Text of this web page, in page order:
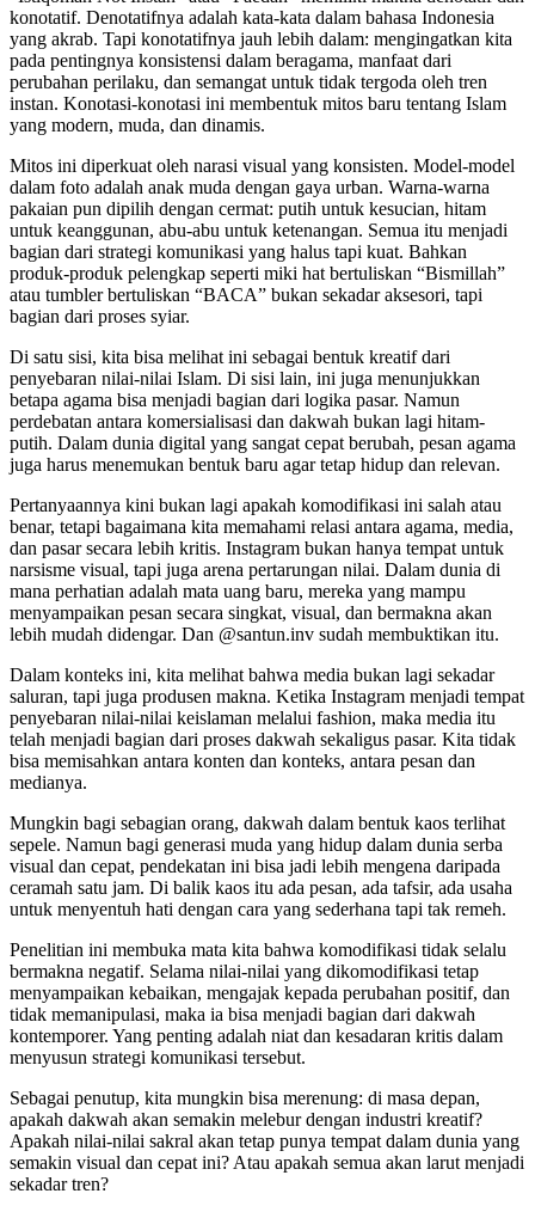
konotatif. Denotatifnya adalah kata-kata dalam bahasa Indonesia
yang akrab. Tapi konotatifnya jauh lebih dalam: mengingatkan kita
pada pentingnya konsistensi dalam beragama, manfaat dari
perubahan perilaku, dan semangat untuk tidak tergoda oleh tren
instan. Konotasi-konotasi ini membentuk mitos baru tentang Islam
yang modern, muda, dan dinamis.
Mitos ini diperkuat oleh narasi visual yang konsisten. Model-model
dalam foto adalah anak muda dengan gaya urban. Warna-warna
pakaian pun dipilih dengan cermat: putih untuk kesucian, hitam
untuk keanggunan, abu-abu untuk ketenangan. Semua itu menjadi
bagian dari strategi komunikasi yang halus tapi kuat. Bahkan
produk-produk pelengkap seperti miki hat bertuliskan “Bismillah”
atau tumbler bertuliskan “BACA” bukan sekadar aksesori, tapi
bagian dari proses syiar.
Di satu sisi, kita bisa melihat ini sebagai bentuk kreatif dari
penyebaran nilai-nilai Islam. Di sisi lain, ini juga menunjukkan
betapa agama bisa menjadi bagian dari logika pasar. Namun
perdebatan antara komersialisasi dan dakwah bukan lagi hitam-
putih. Dalam dunia digital yang sangat cepat berubah, pesan agama
juga harus menemukan bentuk baru agar tetap hidup dan relevan.
Pertanyaannya kini bukan lagi apakah komodifikasi ini salah atau
benar, tetapi bagaimana kita memahami relasi antara agama, media,
dan pasar secara lebih kritis. Instagram bukan hanya tempat untuk
narsisme visual, tapi juga arena pertarungan nilai. Dalam dunia di
mana perhatian adalah mata uang baru, mereka yang mampu
menyampaikan pesan secara singkat, visual, dan bermakna akan
lebih mudah didengar. Dan @santun.inv sudah membuktikan itu.
Dalam konteks ini, kita melihat bahwa media bukan lagi sekadar
saluran, tapi juga produsen makna. Ketika Instagram menjadi tempat
penyebaran nilai-nilai keislaman melalui fashion, maka media itu
telah menjadi bagian dari proses dakwah sekaligus pasar. Kita tidak
bisa memisahkan antara konten dan konteks, antara pesan dan
medianya.
Mungkin bagi sebagian orang, dakwah dalam bentuk kaos terlihat
sepele. Namun bagi generasi muda yang hidup dalam dunia serba
visual dan cepat, pendekatan ini bisa jadi lebih mengena daripada
ceramah satu jam. Di balik kaos itu ada pesan, ada tafsir, ada usaha
untuk menyentuh hati dengan cara yang sederhana tapi tak remeh.
Penelitian ini membuka mata kita bahwa komodifikasi tidak selalu
bermakna negatif. Selama nilai-nilai yang dikomodifikasi tetap
menyampaikan kebaikan, mengajak kepada perubahan positif, dan
tidak memanipulasi, maka ia bisa menjadi bagian dari dakwah
kontemporer. Yang penting adalah niat dan kesadaran kritis dalam
menyusun strategi komunikasi tersebut.
Sebagai penutup, kita mungkin bisa merenung: di masa depan,
apakah dakwah akan semakin melebur dengan industri kreatif?
Apakah nilai-nilai sakral akan tetap punya tempat dalam dunia yang
semakin visual dan cepat ini? Atau apakah semua akan larut menjadi
sekadar tren?